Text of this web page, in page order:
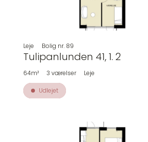
Leje Bolig nr. 89
Tulipanlunden 41, 1. 2
64m² 3 værelser Leje
Udlejet